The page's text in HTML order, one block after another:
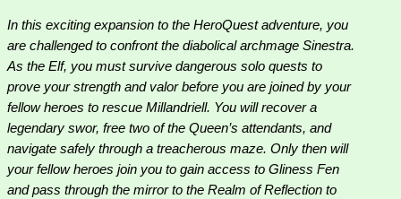
In this exciting expansion to the HeroQuest adventure, you
are challenged to confront the diabolical archmage Sinestra.
As the Elf, you must survive dangerous solo quests to
prove your strength and valor before you are joined by your
fellow heroes to rescue Millandriell. You will recover a
legendary swor, free two of the Queen’s attendants, and
navigate safely through a treacherous maze. Only then will
your fellow heroes join you to gain access to Gliness Fen
and pass through the mirror to the Realm of Reflection to